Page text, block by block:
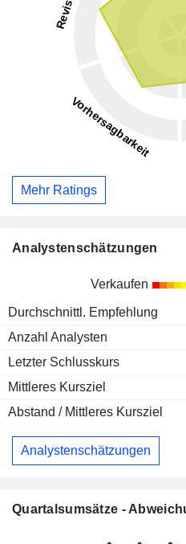
Mehr Ratings
Analystenschätzungen
Verkaufen
Durchschnittl. Empfehlung
Anzahl Analysten
Letzter Schlusskurs
Mittleres Kursziel
Abstand / Mittleres Kursziel
Analystenschätzungen
Quartalsumsätze -